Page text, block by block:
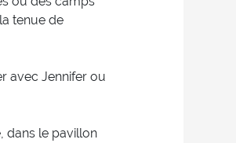
tenue de
avec Jennifer ou
dans le pavillon